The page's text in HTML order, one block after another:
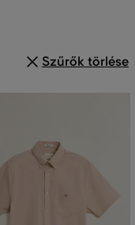
Szűrők törlése